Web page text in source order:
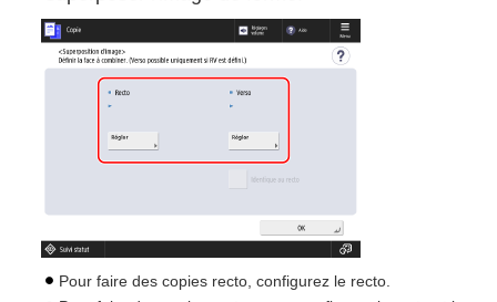
Pour faire des copies recto, configurez le recto.